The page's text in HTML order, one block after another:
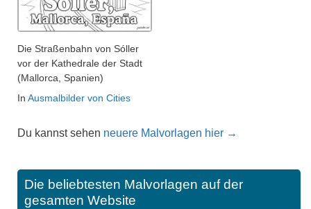
Die Straßenbahn von Sóller
vor der Kathedrale der Stadt
(Mallorca, Spanien)
In Ausmalbilder von Cities
Du kannst sehen neuere Malvorlagen hier →
Die beliebtesten Malvorlagen auf der
gesamten Website